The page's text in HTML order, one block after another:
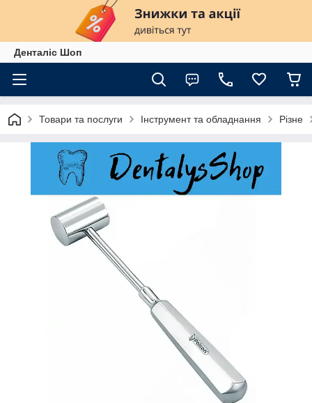
Денталіс Шоп
Товари та послуги Інструмент та обладнання Різне